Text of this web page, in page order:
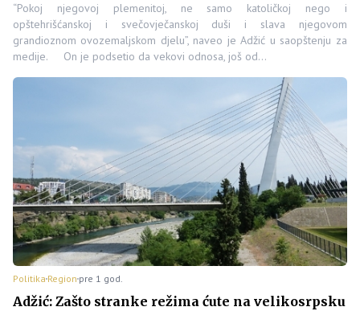
“Pokoj njegovoj plemenitoj, ne samo katoličkoj nego i
opštehrišćanskoj i svečovječanskoj duši i slava njegovom
grandioznom ovozemaljskom djelu”, naveo je Adžić u saopštenju za
medije. On je podsetio da vekovi odnosa, još od…
Politika Region pre 1 god.
Adžić: Zašto stranke režima ćute na velikosrpsku